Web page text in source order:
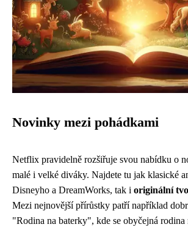
Novinky mezi pohádkami
Netflix pravidelně rozšiřuje svou nabídku o
malé i velké diváky. Najdete tu jak klasické
Disneyho a DreamWorks, tak i originální
Mezi nejnovější přírůstky patří například
"Rodina na baterky", kde se obyčejná rodina